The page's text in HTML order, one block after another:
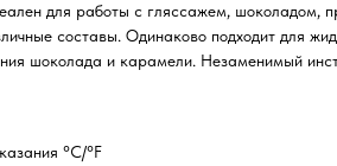
для работы с гляссажем, шоколадом,
составы. Одинаково подходит для
шоколада и карамели. Незаменимый
°С/°F